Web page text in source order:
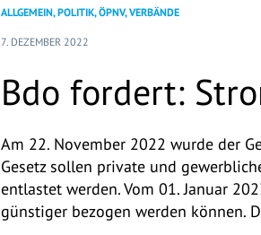
ALLGEMEIN, POLITIK, ÖPNV, VERBÄNDE
7. DEZEMBER 2022
Bdo fordert:
Am 22. November 2022 wurde der
Gesetz sollen private und
entlastet werden. Vom 01. Januar
günstiger bezogen werden können.